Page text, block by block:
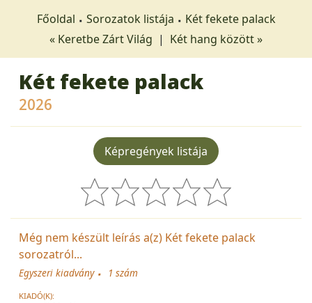
Főoldal Sorozatok listája
Két fekete palack
« Keretbe Zárt Világ | Két hang között »
Két fekete palack
2026
Képregények listája
Még nem készült leírás a(z) Két fekete palack
sorozatról...
Egyszeri kiadvány 1 szám
KIADÓ(K):